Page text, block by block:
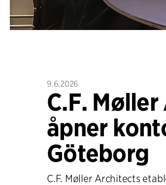
9.6.2026
C.F.
åpner
Göteborg
C.F. Møller Architects